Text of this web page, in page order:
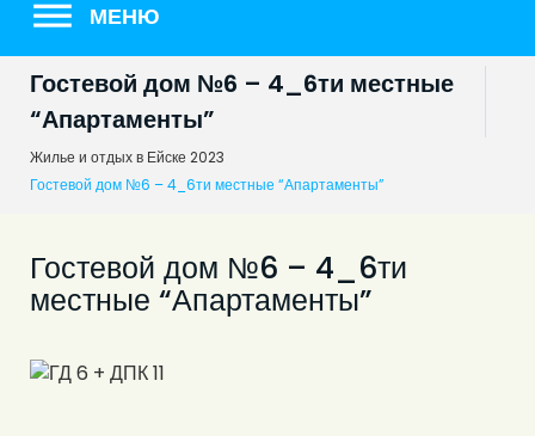
МЕНЮ
Гостевой дом №6 – 4_6ти местные
“Апартаменты”
Жилье и отдых в Ейске 2023
Гостевой дом №6 – 4_6ти местные “Апартаменты”
Гостевой дом №6 – 4_6ти
местные “Апартаменты”